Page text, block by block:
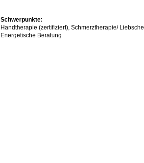
Schwerpunkte:
Handtherapie (zertifiziert), Schmerztherapie/
Energetische Beratung